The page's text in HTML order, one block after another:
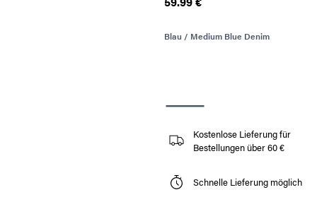
Blau / Medium Blue Denim
Kostenlose Lieferung für
Bestellungen über 60 €
Schnelle Lieferung möglich